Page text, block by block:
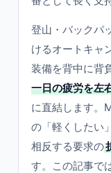
登山・バックパ
けるオートキャ
装備を背中に背
一日の疲労を左
に直結します。
の「軽くしたい
相反する要求の
す。この記事で